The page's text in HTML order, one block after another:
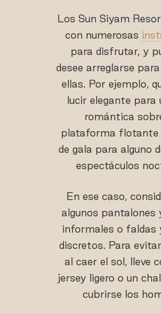
Los Sun Siyam
con numerosas
para disfrutar, y
desee arreglarse
ellas. Por ejemplo,
lucir elegante para
romántica
plataforma flotante
de gala para alguno
espectáculos
En ese caso,
algunos pantalones
informales o faldas
discretos. Para
al caer el sol, lleve
jersey ligero o un
cubrirse los